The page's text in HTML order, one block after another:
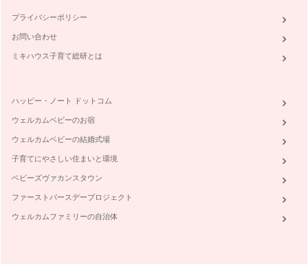
編』
先日、スウェーデン在住の友人が一時帰国で我が家に遊びに来
てくれました。お子様は、1歳の可愛…
『冬野菜でインフルエンザやウィルスに負けない体作り！①栄
れた新鮮なお野菜をトラックに積んで…
☆ｸﾘｽﾏｽ☆家族に！ｹﾞｽﾄに！喜ばれるおもてなし②コーディネ
ート編
前回の続編として、☆クリスマス☆家族に！ゲストに！喜ばれ
るおもてなし②コーディネート編と題…
☆ｸﾘｽﾏｽ☆家族に！ｹﾞｽﾄに！喜ばれるおもてなし①レシピ編
ハロウィンも終わり、街は一気にクリスマスムードに移り変わ
るこの１１月☆なんだか、クリスマス…
プライバシーポリシー
お問い合わせ
ミキハウス子育て総研とは
ハッピー・ノート ドットコム
ウェルカムベビーのお宿
ウェルカムベビーの結婚式場
子育てにやさしい住まいと環境
ベビーズヴァカンスタウン
ファーストバースデープロジェクト
ウェルカムファミリーの自治体